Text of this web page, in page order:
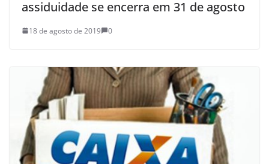
assiduidade se encerra em 31 de agosto
18 de agosto de 2019 0